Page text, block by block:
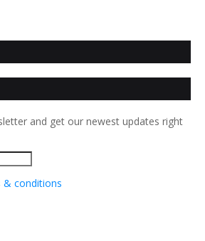
and get our newest updates right
& conditions